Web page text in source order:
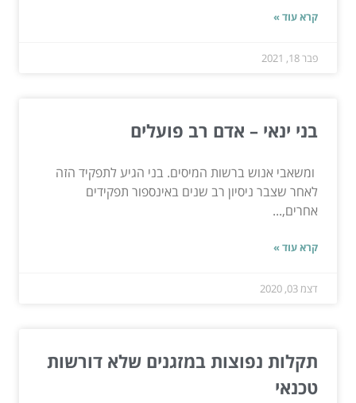
קרא עוד »
פבר 18, 2021
בני ינאי – אדם רב פועלים
ומשאבי אנוש ברשות המיסים. בני הגיע לתפקיד הזה
לאחר שצבר ניסיון רב שנים באינספור תפקידים
אחרים,...
קרא עוד »
דצמ 03, 2020
תקלות נפוצות במזגנים שלא דורשות
טכנאי